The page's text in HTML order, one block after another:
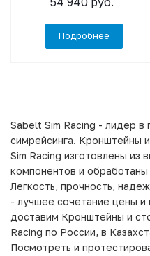
Подробнее
Sabelt Sim Racing - лидер в
симрейсинга. Кронштейны
Sim Racing изготовлены из
компонентов и
Легкость, прочность,
- лучшее сочетание цены и
доставим Кронштейны и
Racing по России, в
Посмотреть и